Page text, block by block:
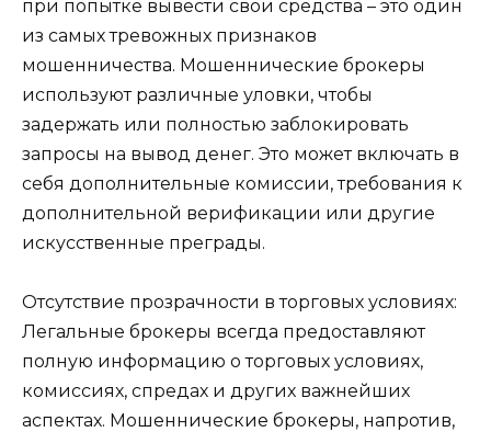
при попытке вывести свои средства – это один
из самых тревожных признаков
мошенничества. Мошеннические брокеры
используют различные уловки, чтобы
задержать или полностью заблокировать
запросы на вывод денег. Это может включать в
себя дополнительные комиссии, требования к
дополнительной верификации или другие
искусственные преграды.
Отсутствие прозрачности в торговых условиях:
Легальные брокеры всегда предоставляют
полную информацию о торговых условиях,
комиссиях, спредах и других важнейших
аспектах. Мошеннические брокеры, напротив,